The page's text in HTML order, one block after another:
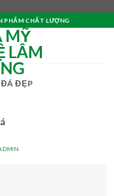
PHẨM CHẤT LƯỢNG
ĐẸP